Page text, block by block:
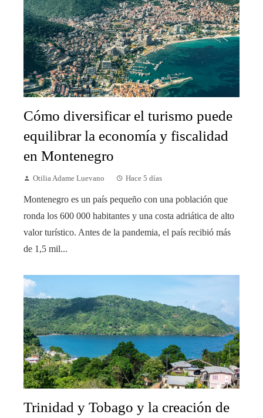
Cómo diversificar el turismo puede
equilibrar la economía y fiscalidad
en Montenegro
Otilia Adame Luevano Hace 5 días
Montenegro es un país pequeño con una población que
ronda los 600 000 habitantes y una costa adriática de alto
valor turístico. Antes de la pandemia, el país recibió más
de 1,5 mil...
Trinidad y Tobago y la creación de